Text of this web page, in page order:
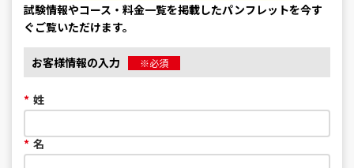
試験情報やコース・料金一覧を掲載したパンフレットを今す
ぐご覧いただけます。
お客様情報の入力 ※必須
* 姓
* 名